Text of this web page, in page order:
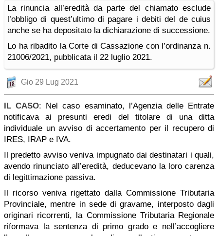
La rinuncia all’eredità da parte del chiamato esclude
l’obbligo di quest’ultimo di pagare i debiti del de cuius
anche se ha depositato la dichiarazione di successione.
Lo ha ribadito la Corte di Cassazione con l’ordinanza n.
21006/2021, pubblicata il 22 luglio 2021.
Gio 29 Lug 2021
IL CASO: Nel caso esaminato, l’Agenzia delle Entrate
notificava ai presunti eredi del titolare di una ditta
individuale un avviso di accertamento per il recupero di
IRES, IRAP e IVA.
Il predetto avviso veniva impugnato dai destinatari i quali,
avendo rinunciato all’eredità, deducevano la loro carenza
di legittimazione passiva.
Il ricorso veniva rigettato dalla Commissione Tributaria
Provinciale, mentre in sede di gravame, interposto dagli
originari ricorrenti, la Commissione Tributaria Regionale
riformava la sentenza di primo grado e nell’accogliere